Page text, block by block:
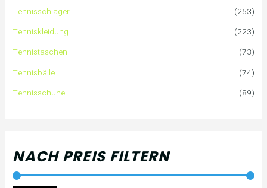
n
a
c
h
Tennisschläger
(253)
Tenniskleidung
(223)
Tennistaschen
(73)
Tennisbälle
(74)
Tennisschuhe
(89)
NACH PREIS FILTERN
e
i
s
e
i
s